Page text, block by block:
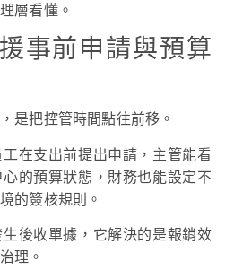
層看懂。
事前申請與預算
是把控管時間點往前移。
在支出前提出申請，主管能看
的預算狀態，財務也能設定不
的簽核規則。
後收單據，它解決的是報銷效
理。